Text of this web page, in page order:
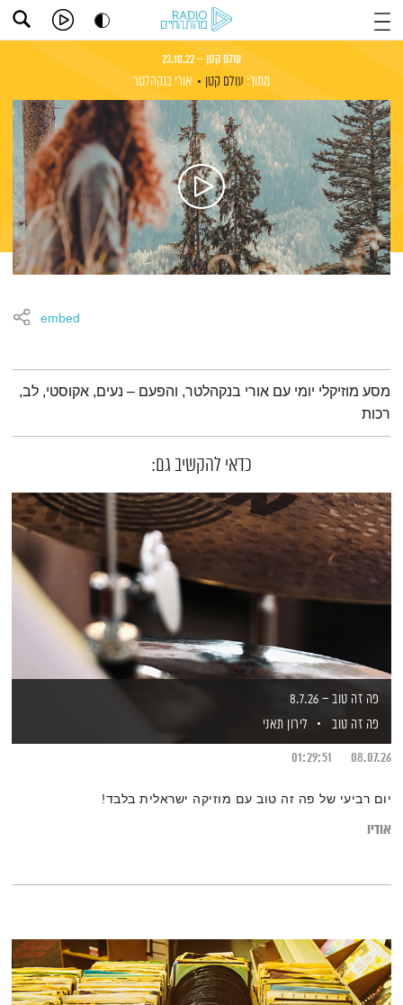
עולם קטן – 23.10.22
מתוך: עולם קטן אורי בנקהלטר
embed
תמצית הפודקאסט
מסע מוזיקלי יומי עם אורי בנקהלטר, והפעם – נעים, אקוסטי, לב,
רכות
כדאי להקשיב גם:
פה זה טוב – 8.7.26
פה זה טוב
לירון תאני
08.07.26
01:29:51
יום רביעי של פה זה טוב עם מוזיקה ישראלית בלבד!
אודיו